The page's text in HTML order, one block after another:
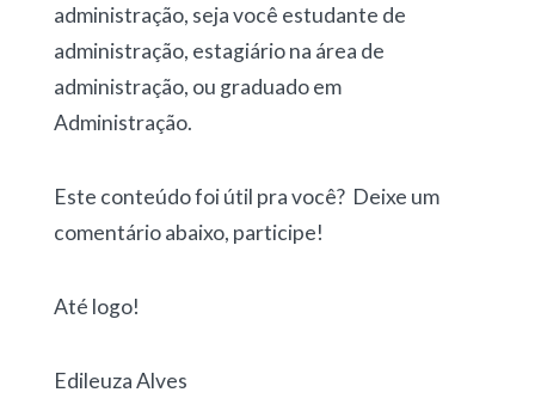
administração, seja você estudante de
administração, estagiário na área de
administração, ou graduado em
Administração.
Este conteúdo foi útil pra você? Deixe um
comentário abaixo, participe!
Até logo!
Edileuza Alves